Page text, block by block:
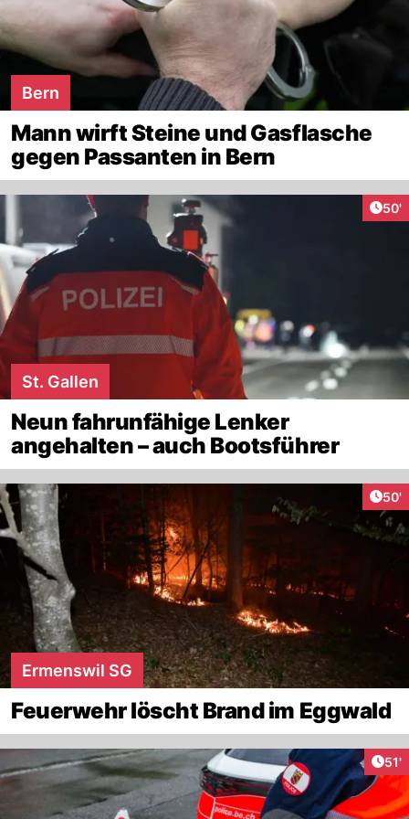
Bern
Mann wirft Steine und Gasflasche
gegen Passanten in Bern
50'
St. Gallen
Neun fahrunfähige Lenker
angehalten – auch Bootsführer
50'
Ermenswil SG
Feuerwehr löscht Brand im Eggwald
51'